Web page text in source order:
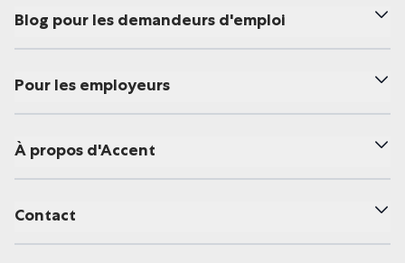
Blog pour les demandeurs d'emploi
Pour les employeurs
À propos d'Accent
Contact